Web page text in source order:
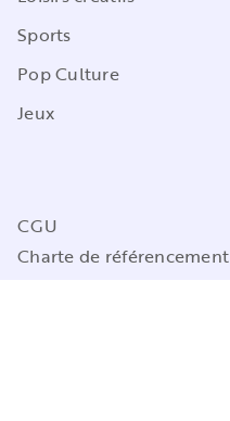
Sports
Pop Culture
Jeux
CGU
Charte de référencement